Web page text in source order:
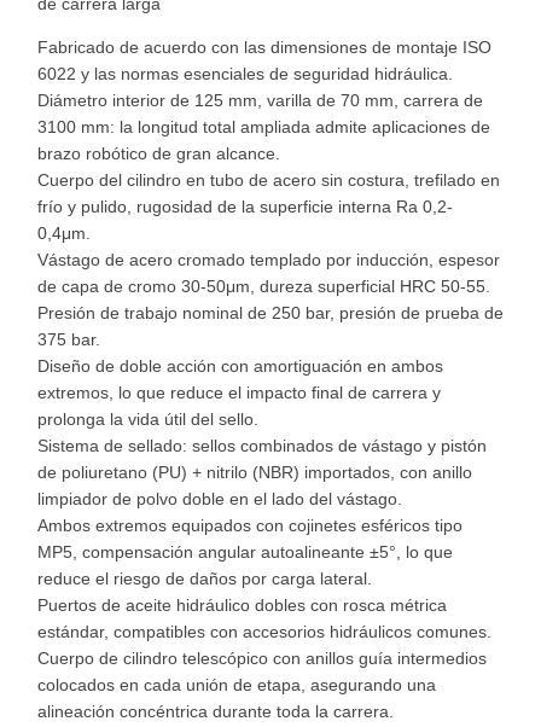
Fabricado de acuerdo con las dimensiones de montaje ISO
6022 y las normas esenciales de seguridad hidráulica.
Diámetro interior de 125 mm, varilla de 70 mm, carrera de
3100 mm: la longitud total ampliada admite aplicaciones de
brazo robótico de gran alcance.
Cuerpo del cilindro en tubo de acero sin costura, trefilado en
frío y pulido, rugosidad de la superficie interna Ra 0,2-
0,4μm.
Vástago de acero cromado templado por inducción, espesor
de capa de cromo 30-50μm, dureza superficial HRC 50-55.
Presión de trabajo nominal de 250 bar, presión de prueba de
375 bar.
Diseño de doble acción con amortiguación en ambos
extremos, lo que reduce el impacto final de carrera y
prolonga la vida útil del sello.
Sistema de sellado: sellos combinados de vástago y pistón
de poliuretano (PU) + nitrilo (NBR) importados, con anillo
limpiador de polvo doble en el lado del vástago.
Ambos extremos equipados con cojinetes esféricos tipo
MP5, compensación angular autoalineante ±5°, lo que
reduce el riesgo de daños por carga lateral.
Puertos de aceite hidráulico dobles con rosca métrica
estándar, compatibles con accesorios hidráulicos comunes.
Cuerpo de cilindro telescópico con anillos guía intermedios
colocados en cada unión de etapa, asegurando una
alineación concéntrica durante toda la carrera.